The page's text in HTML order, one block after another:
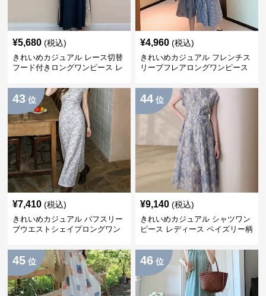
¥5,680 (税込)
きれいめカジュアル レース切替
フード付きロングワンピース レ
大人ナチュラル 夏コーデ
¥4,960 (税込)
きれいめカジュアル フレンチス
リーブフレアロングワンピース
人ナチュラル ゆったり大きいサ
イズ 夏ワンピ
43 位
¥7,410 (税込)
きれいめカジュアル パフスリー
ブウエストシェイプロングワン
ブルー花柄 レトロ夏ワンピ
44 位
¥9,140 (税込)
きれいめカジュアル シャツワン
ピース レディース ペイズリー柄
レンチ風 大人ナチュラル
45 位 46 位